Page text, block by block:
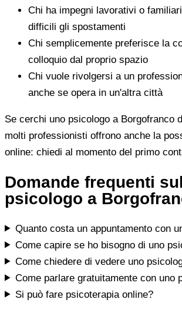
Chi ha impegni lavorativi o
difficili gli spostamenti
Chi semplicemente preferisce la
colloquio dal proprio spazio
Chi vuole rivolgersi a un
anche se opera in un'altra città
Se cerchi uno psicologo a Borgofranco
molti professionisti offrono anche la
online: chiedi al momento del primo
Domande frequenti
psicologo a
Quanto costa un appuntamento con
Come capire se ho bisogno di uno
Come chiedere di vedere uno
Come parlare gratuitamente con uno
Si può fare psicoterapia online?